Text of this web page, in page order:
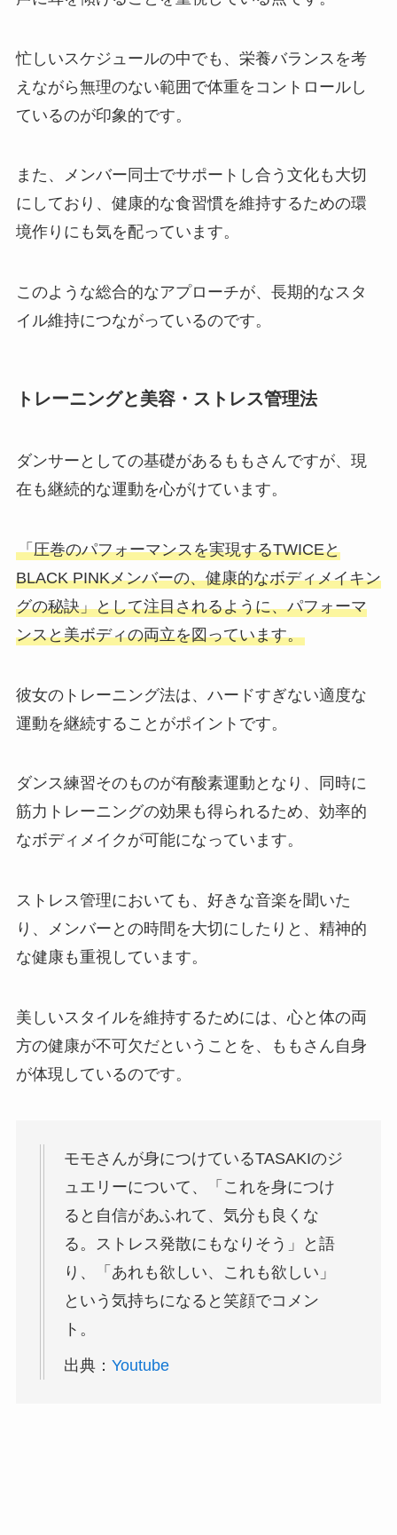
忙しいスケジュールの中でも、栄養バランスを考
えながら無理のない範囲で体重をコントロールし
ているのが印象的です。
また、メンバー同士でサポートし合う文化も大切
にしており、健康的な食習慣を維持するための環
境作りにも気を配っています。
このような総合的なアプローチが、長期的なスタ
イル維持につながっているのです。
トレーニングと美容・ストレス管理法
ダンサーとしての基礎があるももさんですが、現
在も継続的な運動を心がけています。
「圧巻のパフォーマンスを実現するTWICEと
BLACK PINKメンバーの、健康的なボディメイキン
グの秘訣」として注目されるように、パフォーマ
ンスと美ボディの両立を図っています。
彼女のトレーニング法は、ハードすぎない適度な
運動を継続することがポイントです。
ダンス練習そのものが有酸素運動となり、同時に
筋力トレーニングの効果も得られるため、効率的
なボディメイクが可能になっています。
ストレス管理においても、好きな音楽を聞いた
り、メンバーとの時間を大切にしたりと、精神的
な健康も重視しています。
美しいスタイルを維持するためには、心と体の両
方の健康が不可欠だということを、ももさん自身
が体現しているのです。
モモさんが身につけているTASAKIのジ
ュエリーについて、「これを身につけ
ると自信があふれて、気分も良くな
る。ストレス発散にもなりそう」と語
り、「あれも欲しい、これも欲しい」
という気持ちになると笑顔でコメン
ト。
出典： Youtube